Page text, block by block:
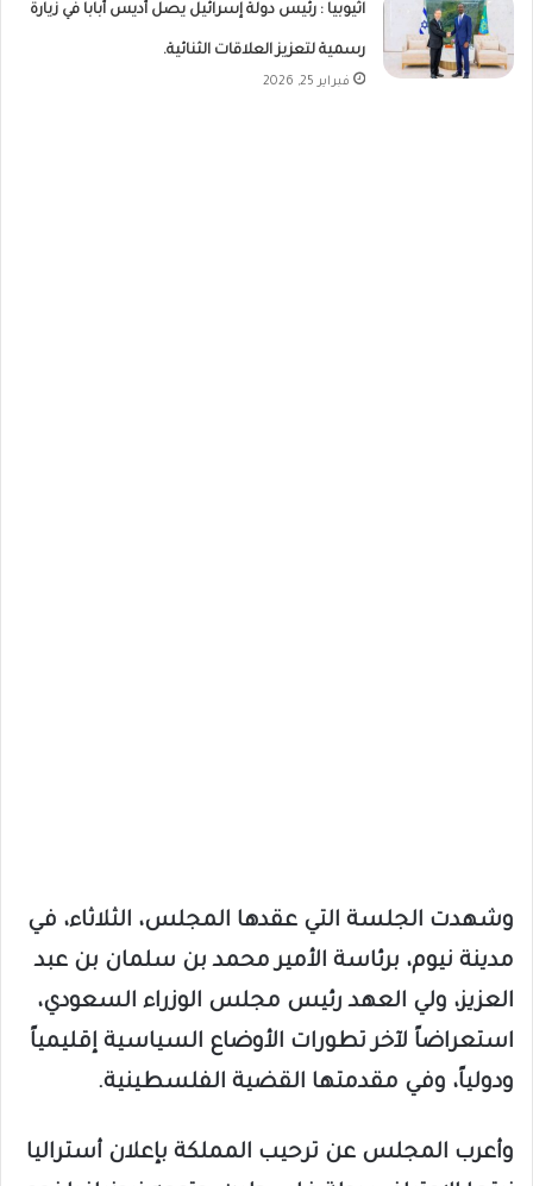
اثيوبيا : رئيس دولة إسرائيل يصل أديس أبابا في زيارة
رسمية لتعزيز العلاقات الثنائية.
فبراير 25, 2026
وشهدت الجلسة التي عقدها المجلس، الثلاثاء، في
مدينة نيوم، برئاسة الأمير محمد بن سلمان بن عبد
العزيز، ولي العهد رئيس مجلس الوزراء السعودي،
استعراضاً لآخر تطورات الأوضاع السياسية إقليمياً
ودولياً، وفي مقدمتها القضية الفلسطينية.
وأعرب المجلس عن ترحيب المملكة بإعلان أستراليا